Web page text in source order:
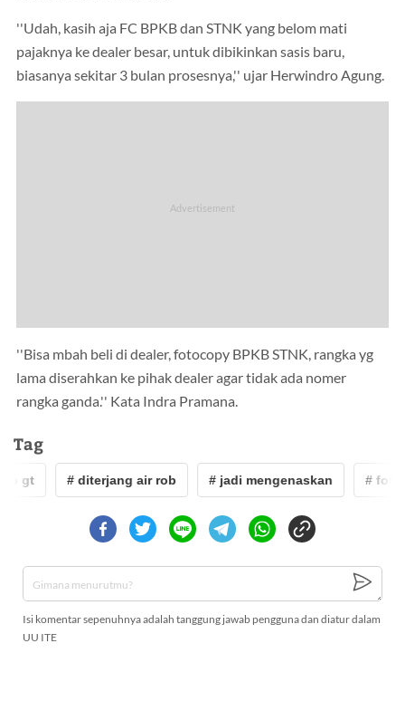
''Udah, kasih aja FC BPKB dan STNK yang belom mati
pajaknya ke dealer besar, untuk dibikinkan sasis baru,
biasanya sekitar 3 bulan prosesnya,'' ujar Herwindro Agung.
''Bisa mbah beli di dealer, fotocopy BPKB STNK, rangka yg
lama diserahkan ke pihak dealer agar tidak ada nomer
rangka ganda.'' Kata Indra Pramana.
Tag
# diterjang air rob # jadi mengenaskan # foto
Isi komentar sepenuhnya adalah tanggung jawab pengguna dan diatur dalam
UU ITE